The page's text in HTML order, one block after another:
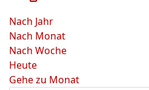
Nach Jahr
Nach Monat
Nach Woche
Heute
Gehe zu Monat